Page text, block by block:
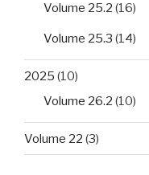
Volume 25.2 (16)
Volume 25.3 (14)
2025 (10)
Volume 26.2 (10)
Volume 22 (3)